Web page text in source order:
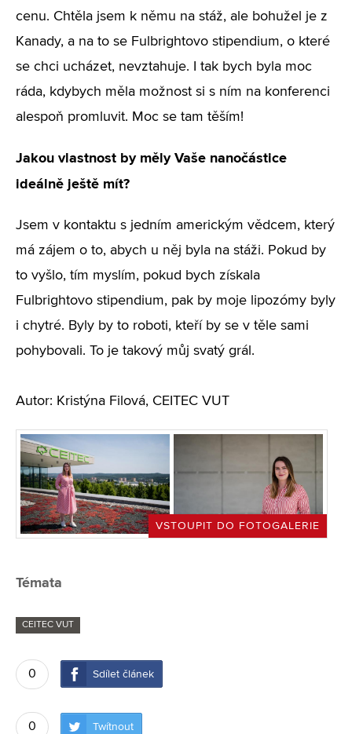
cenu. Chtěla jsem k němu na stáž, ale bohužel je z
Kanady, a na to se Fulbrightovo stipendium, o které
se chci ucházet, nevztahuje. I tak bych byla moc
ráda, kdybych měla možnost si s ním na konferenci
alespoň promluvit. Moc se tam těším!
Jakou vlastnost by měly Vaše nanočástice
ideálně ještě mít?
Jsem v kontaktu s jedním americkým vědcem, který
má zájem o to, abych u něj byla na stáži. Pokud by
to vyšlo, tím myslím, pokud bych získala
Fulbrightovo stipendium, pak by moje lipozómy byly
i chytré. Byly by to roboti, kteří by se v těle sami
pohybovali. To je takový můj svatý grál.
Autor: Kristýna Filová, CEITEC VUT
VSTOUPIT DO FOTOGALERIE
Témata
CEITEC VUT
0 Sdílet článek
0 Twítnout